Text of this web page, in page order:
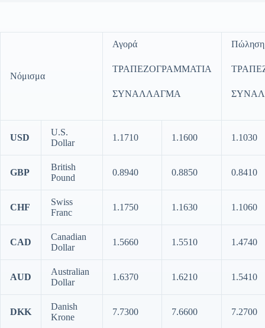
Νόμισμα
Αγορά
ΤΡΑΠΕΖΟΓΡΑΜΜΑΤΙΑ
ΣΥΝΑΛΛΑΓΜΑ
Πώληση
USD
U.S.
Dollar
1.1710 1.1600 1.1030
GBP
British
Pound
0.8940 0.8850 0.8410
CHF
Swiss
Franc
1.1750 1.1630 1.1060
CAD
Canadian
Dollar
1.5660 1.5510 1.4740
AUD
Australian
Dollar
1.6370 1.6210 1.5410
DKK
Danish
Krone
7.7300 7.6600 7.2700